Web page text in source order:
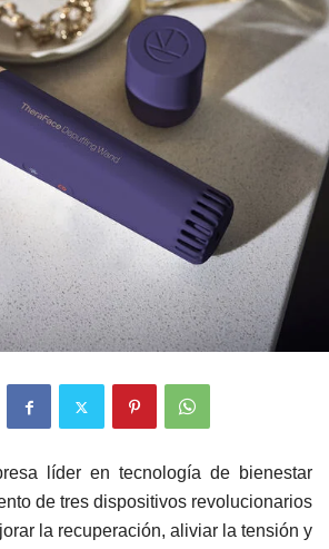
líder en tecnología de bienestar
de tres dispositivos revolucionarios
la recuperación, aliviar la tensión y